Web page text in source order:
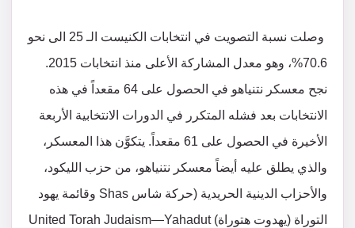
وصلت نسبة التصويت في انتخابات الكنيست الـ 25 الى نحو
70.6%، وهو معدل المشاركة الأعلى منذ انتخابات 2015.
نجح معسكر نتنياهو في الحصول على 64 مقعداً في هذه
الانتخابات بعد فشله المتكرر في الدورات الانتخابية الأربعة
الأخيرة في الحصول على 61 مقعداً. يتكوَّن هذا المعسكر،
والذي يطلق عليه أيضاً معسكر نتنياهو، من حزب الليكود،
والأحزاب الدينية الحريدية (حركة شاس Shas وقائمة يهود
التوراة (يهدوت هتوراة) United Torah Judaism—Yahadut